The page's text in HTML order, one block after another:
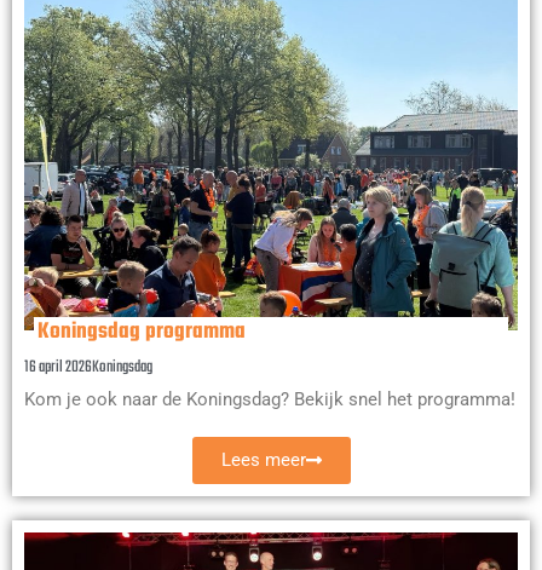
Koningsdag programma
16 april 2026Koningsdag
Kom je ook naar de Koningsdag? Bekijk snel het programma!
Lees meer